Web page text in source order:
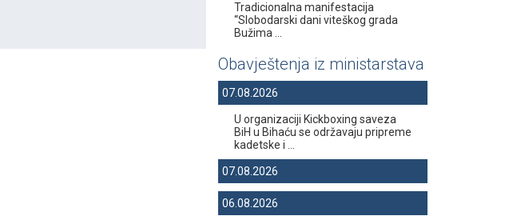
Tradicionalna manifestacija
“Slobodarski dani viteškog grada
Bužima ...
Obavještenja iz ministarstava
07.08.2026
U organizaciji Kickboxing saveza
BiH u Bihaću se održavaju pripreme
kadetske i ...
07.08.2026
06.08.2026